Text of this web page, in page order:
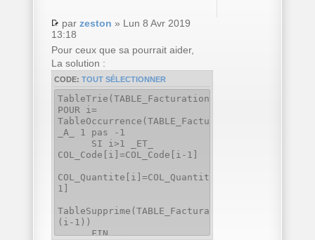
par zeston » Lun 8 Avr 2019
13:18
Pour ceux que sa pourrait aider,
La solution :
CODE: TOUT SÉLECTIONNER
TableTrie(TABLE_Facturation,COL_Code..Nom)
POUR i=
TableOccurrence(TABLE_Facturation)
_A_ 1 pas -1
SI i>1 _ET_
COL_Code[i]=COL_Code[i-1]
1]
TableSupprime(TABLE_Facturation,
(i-1))
FIN